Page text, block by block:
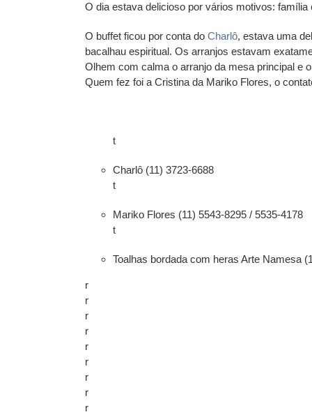
O dia estava delicioso por vários motivos:
O buffet ficou por conta do Charlô, estava uma
bacalhau espiritual. Os arranjos estavam
Olhem com calma o arranjo da mesa principal e
Quem fez foi a Cristina da Mariko Flores, o
t
Charlô (11) 3723-6688
t
Mariko Flores (11) 5543-8295 / 5535-4178
t
Toalhas bordada com heras Arte Namesa
r
r
r
r
r
r
r
r
r